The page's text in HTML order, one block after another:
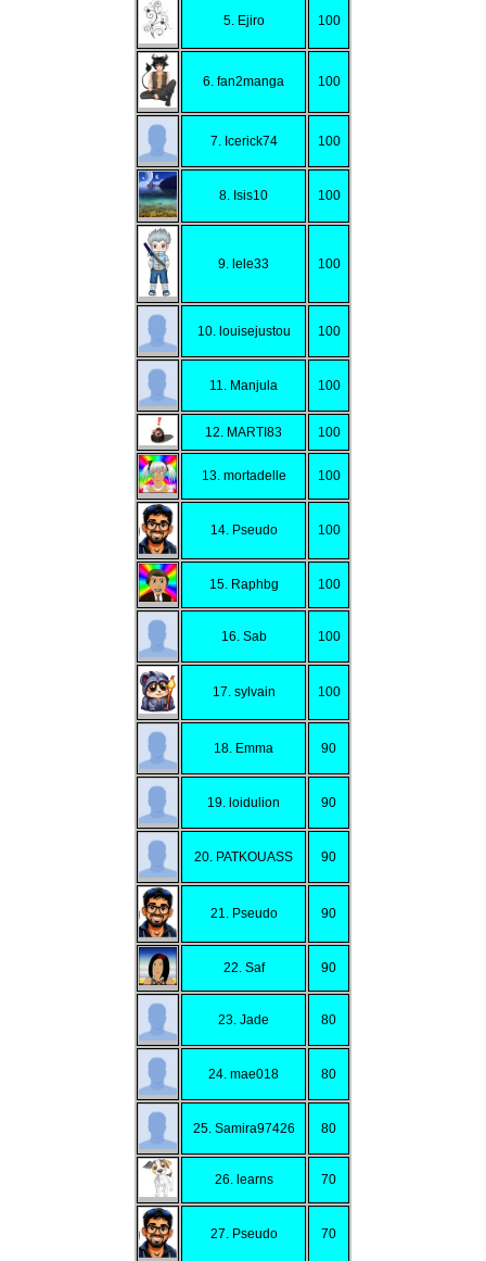
5. Ejiro 100
6. fan2manga 100
7. Icerick74 100
8. Isis10 100
9. lele33 100
10. louisejustou 100
11. Manjula 100
12. MARTI83 100
13. mortadelle 100
14. Pseudo 100
15. Raphbg 100
16. Sab 100
17. sylvain 100
18. Emma 90
19. loidulion 90
20. PATKOUASS 90
21. Pseudo 90
22. Saf 90
23. Jade 80
24. mae018 80
25. Samira97426 80
26. learns 70
27. Pseudo 70